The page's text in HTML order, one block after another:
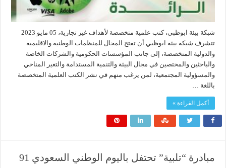
شبكة بيئة ابوظبي، كتب علمية متخصصة لأهداف غير تجارية، 05 مايو 2023
تتشرف شبكة بيئة ابوظبي أن تفتح المجال للمنظمات الوطنية والاقليمية
والدولية المتخصصة، إلى جانب المؤسسات الحكومية والشركات الخاصة
والباحثين والمختصين في مجال البيئة والتنمية المستدامة والتغير المناخي
والمسؤولية المجتمعية، لمن يرغب منهم في نشر الكتب العلمية المتخصصة
باللغة …
أكمل القراءة »
مبادرة “تلبية” تحتفل باليوم الوطني السعودي 91